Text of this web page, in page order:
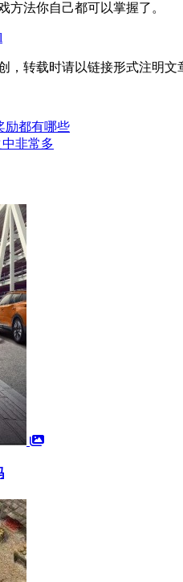
方法你自己都可以掌握了。
转载时请以链接形式注明文
励都有哪些
非常多